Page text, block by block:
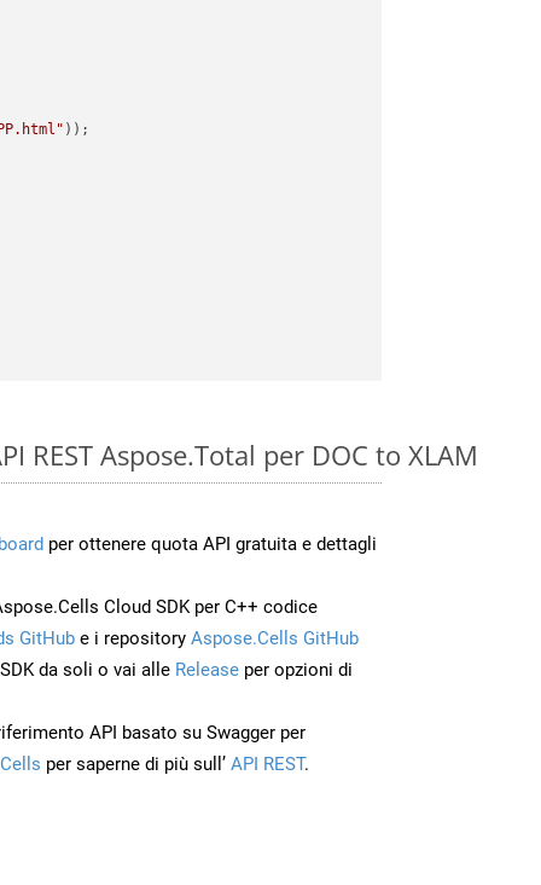
REST Aspose.Total per DOC to XLAM
per ottenere quota API gratuita e dettagli
Cloud SDK per C++ codice
GitHub e i repository Aspose.Cells GitHub
da soli o vai alle Release per opzioni di
API basato su Swagger per
per saperne di più sull’ API REST.